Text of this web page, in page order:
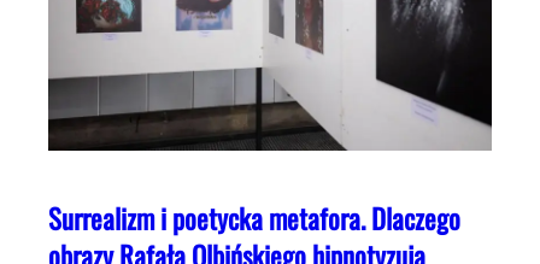
Surrealizm i poetycka metafora. Dlaczego
obrazy Rafała Olbińskiego hipnotyzują